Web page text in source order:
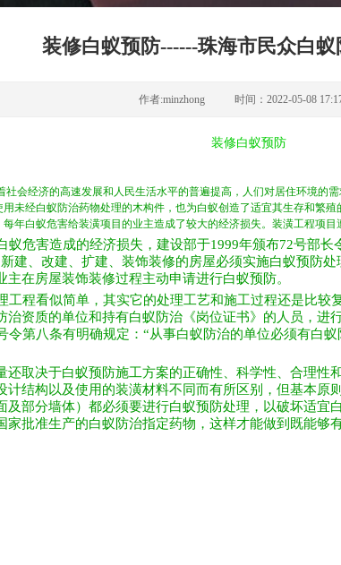
装修白蚁预防------珠海市民众白蚁
作者:minzhong 时间：2022-05-08
装修白蚁预防
社会经济的高速发展和人民生活水平的普遍提高，人们对居住环境的
未经白蚁防治药物处理的木构件，也为白蚁创造了适宜其生存和繁
年白蚁危害给装潢项目的业主造成了较大的经济损失。装潢工程项
危害造成的经济损失，建设部于1999年颁布72号部
建、改建、扩建、装饰装修的房屋必须实施白蚁预防
在房屋装饰装修过程主动申请进行白蚁预防。
工程看似简单，其实它的处理工艺和施工过程还是比较
治资质的单位和持有白蚁防治《岗位证书》的人员，进
令第八条有明确规定：“从事白蚁防治的单位必须有白
还取决于白蚁预防施工方案的正确性、科学性、合理性
计结构以及使用的装潢材料不同而有所区别，但基本原
及部分墙体）都必须要进行白蚁预防处理，以破坏适宜
家批准生产的白蚁防治指定药物，这样才能做到既能够